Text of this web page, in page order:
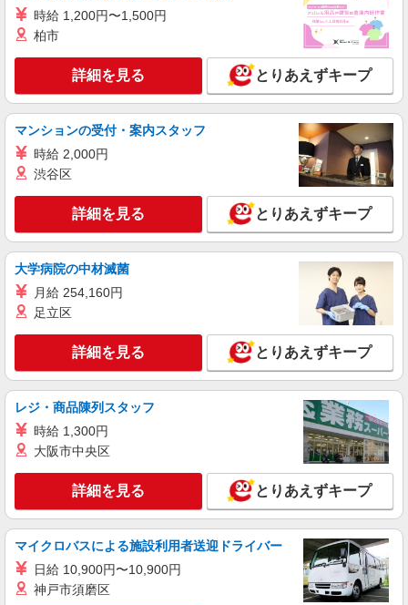
時給2000円〜2500円＜交通費全額支給/日払
キープ 詳細を見る
派遣社員
株式会社kotrio /●MT-H-1815688
飯田市★病院でお掃除/食事の配膳など♪★激募
時給1500円〜2125円 ＜日払い有/週払い有/交
通費全支給(ガソリン代含む)＞
詳細を見る
株式会社kotrio /●MT-H-2051419
≪飯田市≫未経験・無資格から看護助手へ挑
戦！シフト相談OK♪
時給1500円〜2125円 ＜日払い有/週払い有/交
飯田市内 ※最寄り：飯田・鼎・伊那八幡等
詳細を見る
派遣社員
株式会社kotrio /●MT-H-1977283
≪飯田市／看護助手≫子育て世代活躍中！働き
時給 1,200円〜1,500円
柏市
詳細を見る とりあえずキープ
マンションの受付・案内スタッフ
時給 2,000円
渋谷区
詳細を見る とりあえずキープ
大学病院の中材滅菌
月給 254,160円
足立区
詳細を見る とりあえずキープ
レジ・商品陳列スタッフ
時給 1,300円
大阪市中央区
詳細を見る とりあえずキープ
マイクロバスによる施設利用者送迎ドライバー
日給 10,900円〜10,900円
神戸市須磨区